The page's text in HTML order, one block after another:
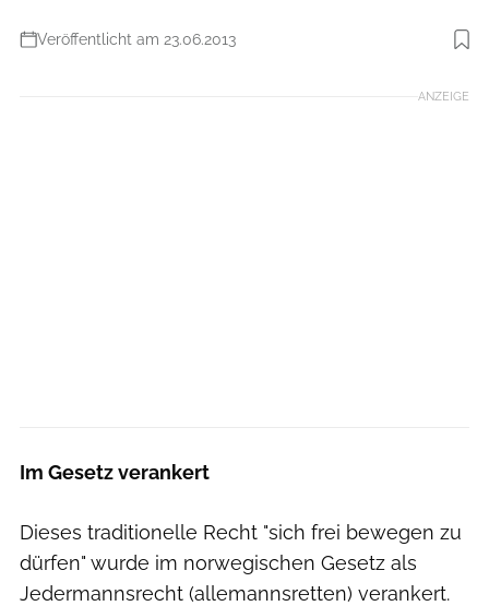
Veröffentlicht am 23.06.2013
Foto: Anders Gjengedal / visitnorway.com
ANZEIGE
Im Gesetz verankert
Dieses traditionelle Recht "sich frei bewegen zu
dürfen" wurde im norwegischen Gesetz als
Jedermannsrecht (allemannsretten) verankert.